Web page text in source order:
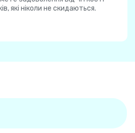
які ніколи не скидаються.